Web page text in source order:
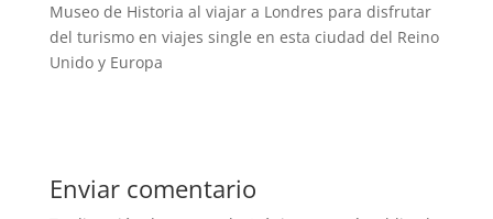
Museo de Historia al viajar a Londres para disfrutar
del turismo en viajes single en esta ciudad del Reino
Unido y Europa
Enviar comentario